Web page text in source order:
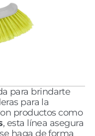
para brindarte
para la
limpieza diaria de tu casa. Con productos como
, esta línea asegura
haga de forma